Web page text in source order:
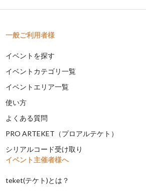
一般ご利用者様
イベントを探す
イベントカテゴリ一覧
イベントエリア一覧
使い方
よくある質問
PRO ARTEKET（プロアルテケト）
シリアルコード受け取り
イベント主催者様へ
teket(テケト)とは？